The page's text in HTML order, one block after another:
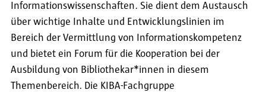
Informationswissenschaften. Sie dient dem Austausch
über wichtige Inhalte und Entwicklungslinien im
Bereich der Vermittlung von Informationskompetenz
und bietet ein Forum für die Kooperation bei der
Ausbildung von Bibliothekar*innen in diesem
Themenbereich. Die KIBA-Fachgruppe